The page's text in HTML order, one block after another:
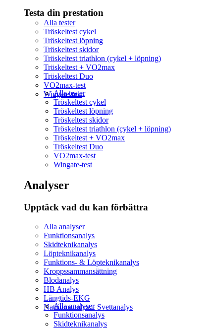
Testa din prestation
Alla tester
Tröskeltest cykel
Tröskeltest löpning
Tröskeltest skidor
Tröskeltest triathlon (cykel + löpning)
Tröskeltest + VO2max
Tröskeltest Duo
VO2max-test
Wingate-test
Alla tester
Tröskeltest cykel
Tröskeltest löpning
Tröskeltest skidor
Tröskeltest triathlon (cykel + löpning)
Tröskeltest + VO2max
Tröskeltest Duo
VO2max-test
Wingate-test
Analyser
Upptäck vad du kan förbättra​
Alla analyser
Funktionsanalys
Skidteknikanalys
Löpteknikanalys
Funktions- & Löpteknikanalys
Kroppssammansättning
Blodanalys
HB Analys
Långtids-EKG
Natriumanalys – Svettanalys
Alla analyser
Funktionsanalys
Skidteknikanalys